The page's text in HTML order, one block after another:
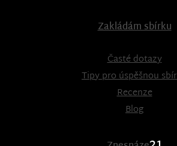
Zakládám sbírku
Časté dotazy
Tipy pro úspěšnou
Recenze
Blog